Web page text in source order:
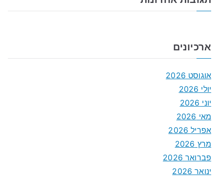
ארכיונים
אוגוסט 2026
יולי 2026
יוני 2026
מאי 2026
אפריל 2026
מרץ 2026
פברואר 2026
ינואר 2026